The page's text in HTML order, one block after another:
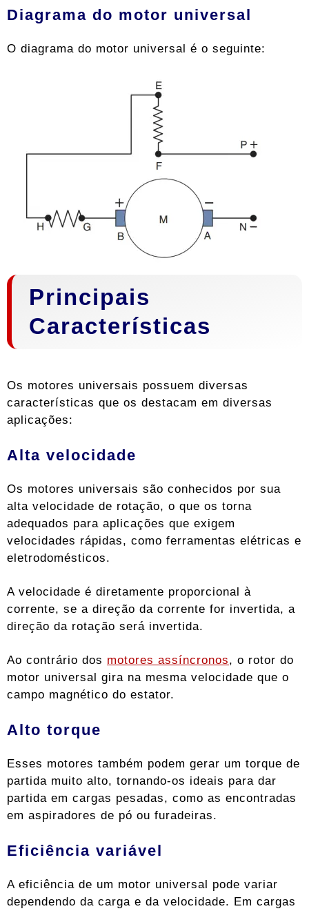
Diagrama do motor universal
O diagrama do motor universal é o seguinte:
Principais
Características
Os motores universais possuem diversas
características que os destacam em diversas
aplicações:
Alta velocidade
Os motores universais são conhecidos por sua
alta velocidade de rotação, o que os torna
adequados para aplicações que exigem
velocidades rápidas, como ferramentas elétricas e
eletrodomésticos.
A velocidade é diretamente proporcional à
corrente, se a direção da corrente for invertida, a
direção da rotação será invertida.
Ao contrário dos motores assíncronos, o rotor do
motor universal gira na mesma velocidade que o
campo magnético do estator.
Alto torque
Esses motores também podem gerar um torque de
partida muito alto, tornando-os ideais para dar
partida em cargas pesadas, como as encontradas
em aspiradores de pó ou furadeiras.
Eficiência variável
A eficiência de um motor universal pode variar
dependendo da carga e da velocidade. Em cargas